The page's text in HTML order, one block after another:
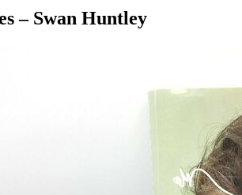
– Swan Huntley